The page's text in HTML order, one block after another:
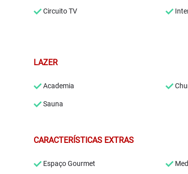
Circuito TV
LAZER
Academia
Sauna
CARACTERÍSTICAS EXTRAS
Espaço Gourmet